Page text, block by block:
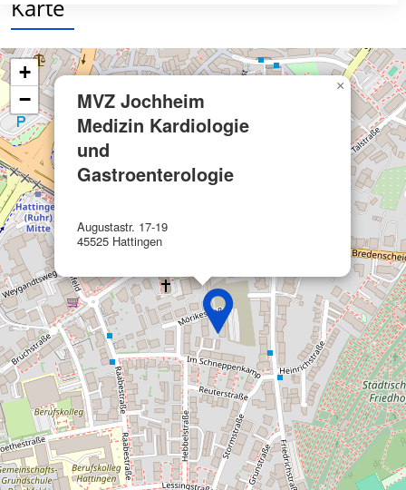
Karte
MVZ Jochheim
Medizin Kardiologie
und
Gastroenterologie
Augustastr. 17-19
45525 Hattingen
×
+
−
die USA gesendet werden.
Ihre Einwilligung und die cookie Richtlinie gelten ausschließlich für diese
Partnerliste anzeigen (1 IAB-Anbieter)
Wir nutzen Ihre Daten für folgende Zwecke:
IAB-Verarbeitungszwecke:
Speichern von oder Zugriff auf
Informationen auf einem Endgerät
Verwendung reduzierter Daten zur Auswahl
von Werbeanzeigen
Erstellung von Profilen für personalisierte
Werbung
Verwendung von Profilen zur Auswahl
personalisierter Werbung
Erstellung von Profilen zur Personalisierung
von Inhalten
Verwendung von Profilen zur Auswahl
personalisierter Inhalte
Messung der Werbeleistung